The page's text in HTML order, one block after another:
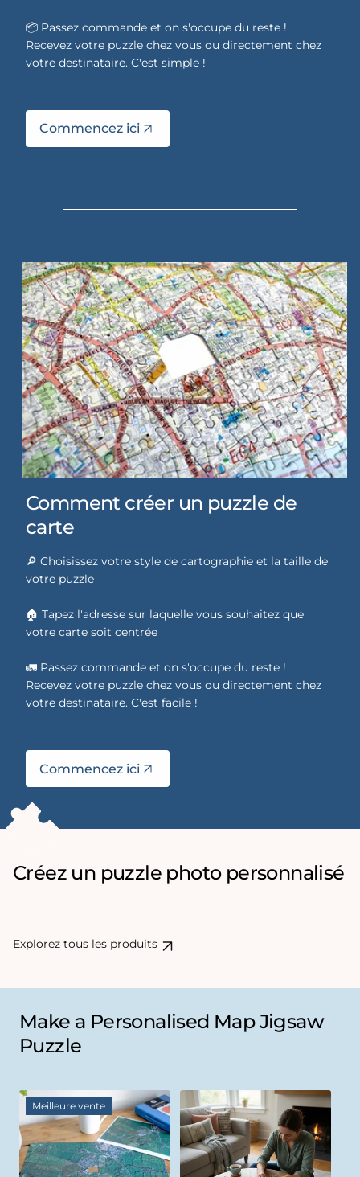
📦 Passez commande et on s'occupe du reste !
Recevez votre puzzle chez vous ou directement chez
votre destinataire. C'est simple !
Commencez ici
Comment créer un puzzle de
carte
🔎 Choisissez votre style de cartographie et la taille de
votre puzzle
🏠 Tapez l'adresse sur laquelle vous souhaitez que
votre carte soit centrée
🚛 Passez commande et on s'occupe du reste !
Recevez votre puzzle chez vous ou directement chez
votre destinataire. C'est facile !
Commencez ici
Créez un puzzle photo personnalisé
Explorez tous les produits
Make a Personalised Map Jigsaw
Puzzle
Meilleure vente